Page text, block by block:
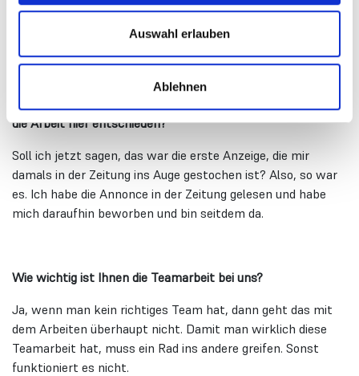
Auswahl erlauben
Ablehnen
Wie haben Sie zum ersten Mal von den Seniorenheimen
Maier gehört? Und warum haben Sie sich ausgerechnet für
die Arbeit hier entschieden?
Soll ich jetzt sagen, das war die erste Anzeige, die mir
damals in der Zeitung ins Auge gestochen ist? Also, so war
es. Ich habe die Annonce in der Zeitung gelesen und habe
mich daraufhin beworben und bin seitdem da.
Wie wichtig ist Ihnen die Teamarbeit bei uns?
Ja, wenn man kein richtiges Team hat, dann geht das mit
dem Arbeiten überhaupt nicht. Damit man wirklich diese
Teamarbeit hat, muss ein Rad ins andere greifen. Sonst
funktioniert es nicht.